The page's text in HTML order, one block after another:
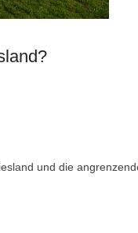
und die